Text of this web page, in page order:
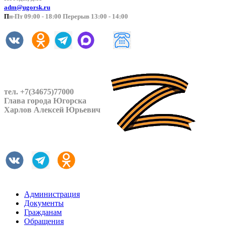
adm@ugorsk.ru
Пн-Пт 09:00 - 18:00 Перерыв 13:00 - 14:00
тел. +7(34675)77000
Глава города Югорска
Харлов Алексей Юрьевич
Администрация
Документы
Гражданам
Обращения